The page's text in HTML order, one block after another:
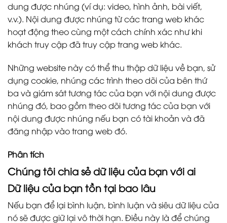
dung được nhúng (ví dụ: video, hình ảnh, bài viết,
v.v.). Nội dung được nhúng từ các trang web khác
hoạt động theo cùng một cách chính xác như khi
khách truy cập đã truy cập trang web khác.
Những website này có thể thu thập dữ liệu về bạn, sử
dụng cookie, nhúng các trình theo dõi của bên thứ
ba và giám sát tương tác của bạn với nội dung được
nhúng đó, bao gồm theo dõi tương tác của bạn với
nội dung được nhúng nếu bạn có tài khoản và đã
đăng nhập vào trang web đó.
Phân tích
Chúng tôi chia sẻ dữ liệu của bạn với ai
Dữ liệu của bạn tồn tại bao lâu
Nếu bạn để lại bình luận, bình luận và siêu dữ liệu của
nó sẽ được giữ lại vô thời hạn. Điều này là để chúng